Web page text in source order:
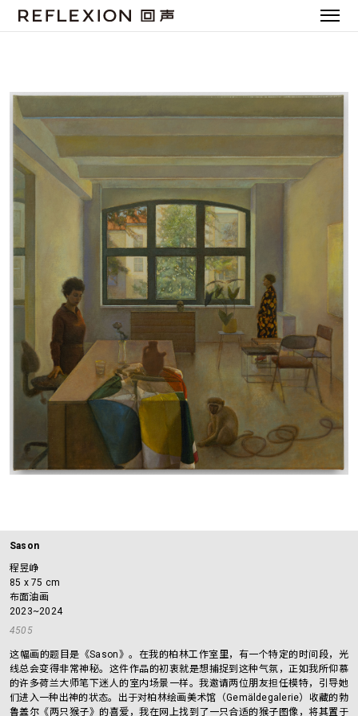
Sason
程昱峥
85 x 75 cm
布面油画
2023~2024
4505
这幅画的题目是《Sason》。在我的柏林工作室里，有一个特定的时间段，光
线总会变得非常神秘。这件作品的初衷就是想捕捉到这种气氛，正如我所仰慕
的许多荷兰大师笔下迷人的室内场景一样。我邀请两位朋友担任模特，引导她
们进入一种出神的状态。出于对柏林绘画美术馆（Gemäldegalerie）收藏的勃
鲁盖尔《两只猴子》的喜爱，我在网上找到了一只合适的猴子图像，将其置于